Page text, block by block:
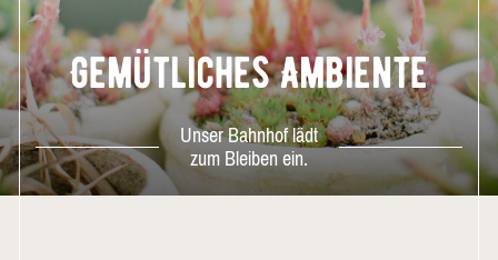
Gemütliches Ambiente
Unser Bahnhof lädt
zum Bleiben ein.